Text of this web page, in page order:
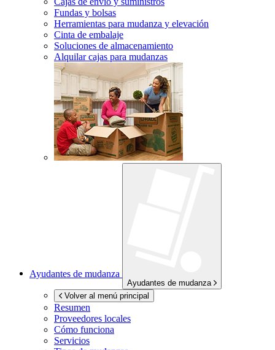
Fundas y bolsas
Herramientas para mudanza y elevación
Cinta de embalaje
Soluciones de almacenamiento
Alquilar cajas para mudanzas
Ayudantes de mudanza
Ayudantes de mudanza
Volver al menú principal
Resumen
Proveedores locales
Cómo funciona
Servicios